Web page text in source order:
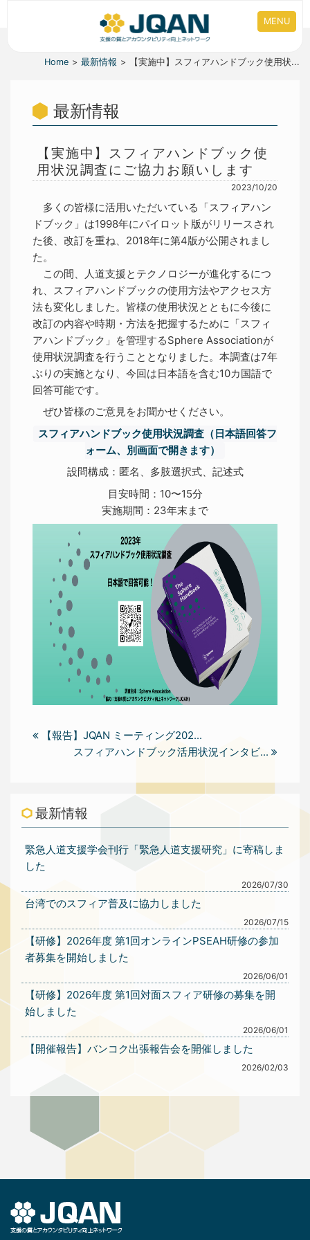
MENU
Home 最新情報 【実施中】スフィアハンドブック使用状...
最新情報
【実施中】スフィアハンドブック使
用状況調査にご協力お願いします
2023/10/20
多くの皆様に活用いただいている「スフィアハン
ドブック」は1998年にパイロット版がリリースされ
た後、改訂を重ね、2018年に第4版が公開されまし
た。
この間、人道支援とテクノロジーが進化するにつ
れ、スフィアハンドブックの使用方法やアクセス方
法も変化しました。皆様の使用状況とともに今後に
改訂の内容や時期・方法を把握するために「スフィ
アハンドブック」を管理するSphere Associationが
使用状況調査を行うこととなりました。本調査は7年
ぶりの実施となり、今回は日本語を含む10カ国語で
回答可能です。
ぜひ皆様のご意見をお聞かせください。
スフィアハンドブック使用状況調査（日本語回答フ
ォーム、別画面で開きます）
設問構成：匿名、多肢選択式、記述式
目安時間：10〜15分
実施期間：23年末まで
【報告】JQAN ミーティング202...
スフィアハンドブック活用状況インタビ...
最新情報
緊急人道支援学会刊行「緊急人道支援研究」に寄稿しま
した
2026/07/30
台湾でのスフィア普及に協力しました
2026/07/15
【研修】2026年度 第1回オンラインPSEAH研修の参加
者募集を開始しました
2026/06/01
【研修】2026年度 第1回対面スフィア研修の募集を開
始しました
2026/06/01
【開催報告】バンコク出張報告会を開催しました
2026/02/03